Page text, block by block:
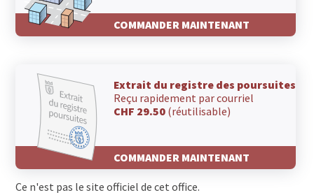
COMMANDER MAINTENANT
Extrait du registre des poursuites
Reçu rapidement par courriel
CHF 29.50 (réutilisable)
COMMANDER MAINTENANT
Ce n'est pas le site officiel de cet office.